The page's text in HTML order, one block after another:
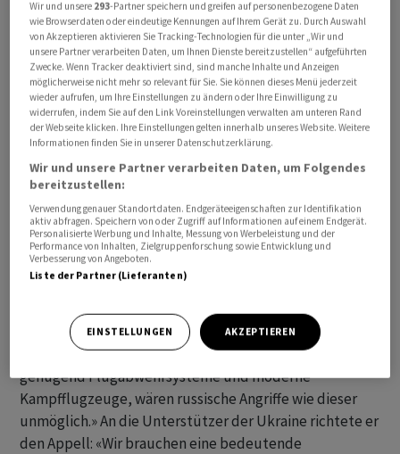
Videoaufnahmen zeigten nach dem Angriff dichte
Rauchwolken über dem Gelände des Baumarkts. Das
russische Militär behauptete später, die ukrainischen
Streitkräfte hätten in dem Baumarkt ein Waffenlager
versteckt. «In Charkiw wird die Taktik der menschlichen
Schutzschilde angewendet - sie (die Ukrainer) haben
Einkaufszentrum eingerichtet, was von unserem
Geheimdienst entdeckt wurde», zitierte die
Staatsagentur Tass einen namentlich nicht genannten
Selenskyj erneuerte in seinem Post den Ruf nach mehr
Flugabwehrsystemen für sein Land. «Hätte die Ukraine
genügend Flugabwehrsysteme und moderne
Kampfflugzeuge, wären russische Angriffe wie dieser
unmöglich.» An die Unterstützer der Ukraine richtete er
den Appell: «Wir brauchen eine bedeutende
Wir und unsere 293-Partner speichern und greifen auf personenbezogene Daten
wie Browserdaten oder eindeutige Kennungen auf Ihrem Gerät zu. Durch Auswahl
von Akzeptieren aktivieren Sie Tracking-Technologien für die unter „Wir und
unsere Partner verarbeiten Daten, um Ihnen Dienste bereitzustellen“ aufgeführten
Zwecke. Wenn Tracker deaktiviert sind, sind manche Inhalte und Anzeigen
möglicherweise nicht mehr so relevant für Sie. Sie können dieses Menü jederzeit
wieder aufrufen, um Ihre Einstellungen zu ändern oder Ihre Einwilligung zu
widerrufen, indem Sie auf den Link Voreinstellungen verwalten am unteren Rand
der Webseite klicken. Ihre Einstellungen gelten innerhalb unseres Website. Weitere
Informationen finden Sie in unserer Datenschutzerklärung.
Wir und unsere Partner verarbeiten Daten, um Folgendes
bereitzustellen:
Verwendung genauer Standortdaten. Endgeräteeigenschaften zur Identifikation
aktiv abfragen. Speichern von oder Zugriff auf Informationen auf einem Endgerät.
Personalisierte Werbung und Inhalte, Messung von Werbeleistung und der
Performance von Inhalten, Zielgruppenforschung sowie Entwicklung und
Verbesserung von Angeboten.
Liste der Partner (Lieferanten)
EINSTELLUNGEN AKZEPTIEREN